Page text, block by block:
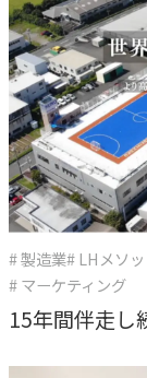
# 製造業# LHメソ
# マーケティング
15年間伴走し
略支援事例